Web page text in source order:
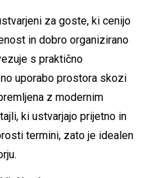
za goste, ki cenijo
in dobro organizirano
s praktično
uporabo prostora skozi
z modernim
ki ustvarjajo prijetno in
termini, zato je idealen